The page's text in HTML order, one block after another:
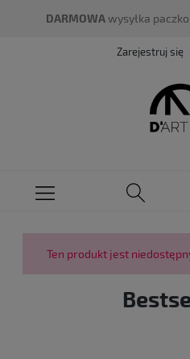
DARMOWAwysyłka
Zarejestruj się
Ten produkt jest